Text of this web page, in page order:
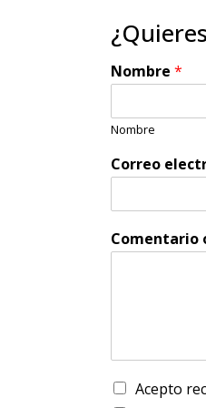
Nombre *
Nombre
Correo
Comentario
C
Acepto